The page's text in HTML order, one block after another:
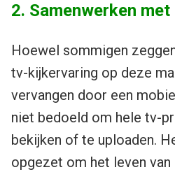
2. Samenwerken
Hoewel sommigen
tv-kijkervaring op deze
vervangen door een
niet bedoeld om hele tv-
bekijken of te uploaden.
opgezet om het leven van